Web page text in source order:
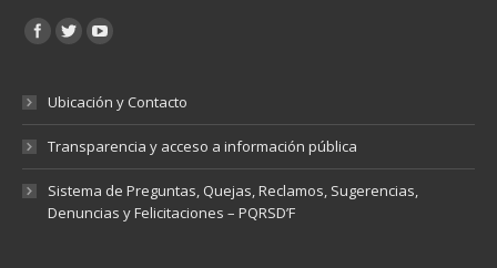
Encuéntranos en:
Ubicación y Contacto
Transparencia y acceso a información pública
Sistema de Preguntas, Quejas, Reclamos, Sugerencias,
Denuncias y Felicitaciones – PQRSD’F